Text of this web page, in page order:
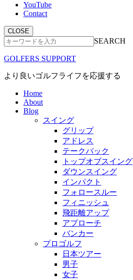
YouTube
Contact
CLOSE
SEARCH
GOLFERS SUPPORT
より良いゴルフライフを応援する
Home
About
Blog
スイング
グリップ
アドレス
テークバック
トップオブスイング
ダウンスイング
インパクト
フォロースルー
フィニッシュ
飛距離アップ
アプローチ
バンカー
プロゴルフ
日本ツアー
男子
女子